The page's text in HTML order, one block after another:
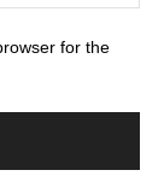
for the